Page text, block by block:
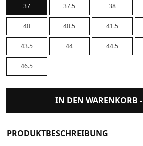
37 37.5 38
40 40.5 41.5
43.5 44 44.5
46.5
IN DEN WARENKORB -
PRODUKTBESCHREIBUNG